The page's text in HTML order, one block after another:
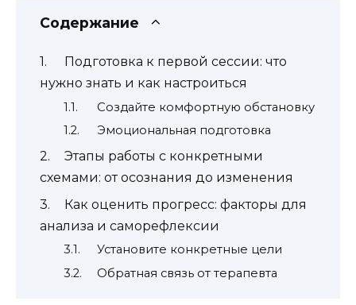
Содержание
Подготовка к первой сессии: что
нужно знать и как настроиться
Создайте комфортную обстановку
Эмоциональная подготовка
Этапы работы с конкретными
схемами: от осознания до изменения
Как оценить прогресс: факторы для
анализа и саморефлексии
Установите конкретные цели
Обратная связь от терапевта